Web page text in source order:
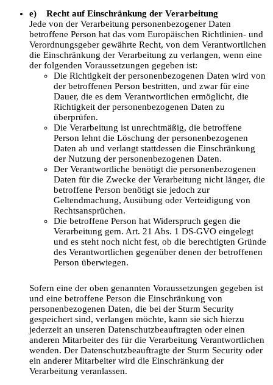
e) Recht auf Einschränkung der Verarbeitung
Jede von der Verarbeitung personenbezogener Daten
betroffene Person hat das vom Europäischen Richtlinien- und
Verordnungsgeber gewährte Recht, von dem Verantwortlichen
die Einschränkung der Verarbeitung zu verlangen, wenn eine
der folgenden Voraussetzungen gegeben ist:
Die Richtigkeit der personenbezogenen Daten wird von
der betroffenen Person bestritten, und zwar für eine
Dauer, die es dem Verantwortlichen ermöglicht, die
Richtigkeit der personenbezogenen Daten zu
überprüfen.
Die Verarbeitung ist unrechtmäßig, die betroffene
Person lehnt die Löschung der personenbezogenen
Daten ab und verlangt stattdessen die Einschränkung
der Nutzung der personenbezogenen Daten.
Der Verantwortliche benötigt die personenbezogenen
Daten für die Zwecke der Verarbeitung nicht länger, die
betroffene Person benötigt sie jedoch zur
Geltendmachung, Ausübung oder Verteidigung von
Rechtsansprüchen.
Die betroffene Person hat Widerspruch gegen die
Verarbeitung gem. Art. 21 Abs. 1 DS-GVO eingelegt
und es steht noch nicht fest, ob die berechtigten Gründe
des Verantwortlichen gegenüber denen der betroffenen
Person überwiegen.
Sofern eine der oben genannten Voraussetzungen gegeben ist
und eine betroffene Person die Einschränkung von
personenbezogenen Daten, die bei der Sturm Security
gespeichert sind, verlangen möchte, kann sie sich hierzu
jederzeit an unseren Datenschutzbeauftragten oder einen
anderen Mitarbeiter des für die Verarbeitung Verantwortlichen
wenden. Der Datenschutzbeauftragte der Sturm Security oder
ein anderer Mitarbeiter wird die Einschränkung der
Verarbeitung veranlassen.